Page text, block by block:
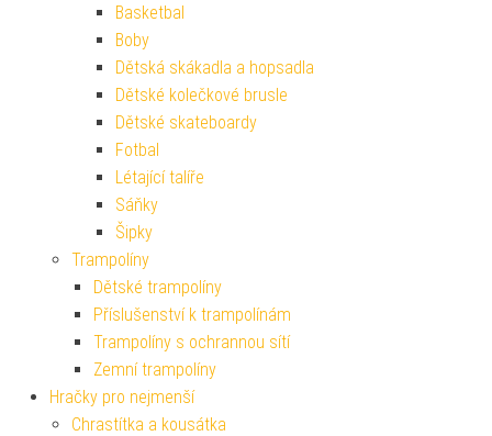
Basketbal
Boby
Dětská skákadla a hopsadla
Dětské kolečkové brusle
Dětské skateboardy
Fotbal
Létající talíře
Sáňky
Šipky
Trampolíny
Dětské trampolíny
Příslušenství k trampolínám
Trampolíny s ochrannou sítí
Zemní trampolíny
Hračky pro nejmenší
Chrastítka a kousátka